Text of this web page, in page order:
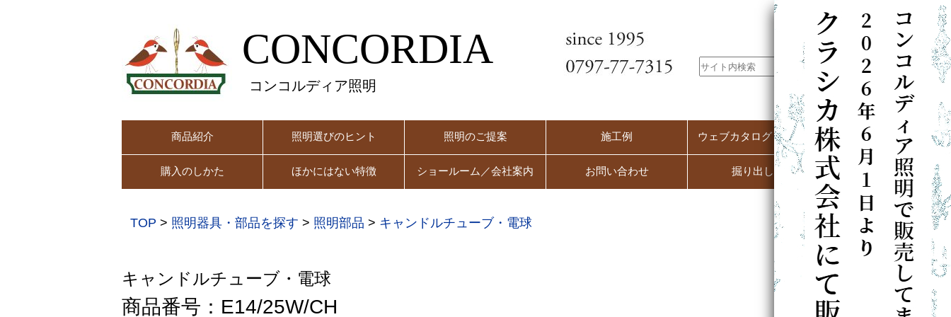
CONCORDIA
コンコルディア照明
商品紹介 照明選びのヒント 照明のご提案 施工例 ウェブカタログ（PC用）
購入のしかた ほかにはない特徴 ショールーム／会社案内 お問い合わせ 掘り出し市
TOP > 照明器具・部品を探す > 照明部品 > キャンドルチューブ・電球
キャンドルチューブ・電球
商品番号：E14/25W/CH